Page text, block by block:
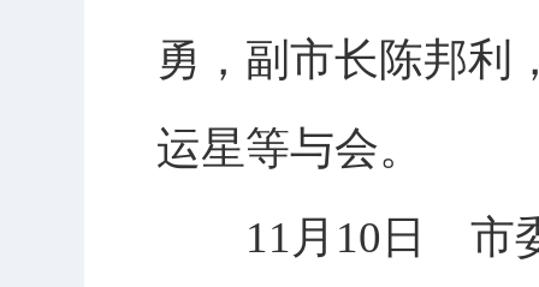
勇，副市长陈邦利
运星等与会。
11月10日 市委